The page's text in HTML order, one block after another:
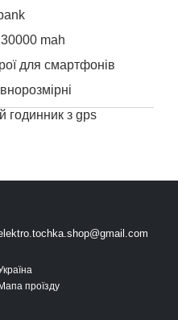
mah
для смартфонів
годинник з gps
жіночий
для годинника
пристрій
Мапа проїзду